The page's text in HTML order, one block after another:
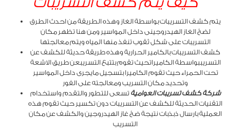
يتم كشف التسريبات بواسطة الغاز وهذه الطريقة من احدث الطرق
لضخ الغاز الهيدروجينى داخل المواسير ومن هنا تظهر مكان
التسريبات على شكل ثقوب تنفذ منها المياه ويتم معالجتها
كشف التسريبات بالكامير الحرارية وهذه طريقة حديثة للكشف عن
التسريببواسطة الكاميراتحيث تقوم بتتبع التسريبعن طريق الاشعة
تحت الحمراء حيث تقوم الكاميرا بتسجيل مايجرى داخل المواسير
وتحديد مكان التسريب ومعالجته على الفور
شركة كشف تسريبات العوامية تسعى للتطور والتقدم واستخدام
التقنيات الحديثة للكشف عن التسريبات دون تكسير حيث تقوم هذه
العملية بارسال ذبذبات نتيجة ضخ غاز الهيدروجين والكشف عن مكان
التسريب